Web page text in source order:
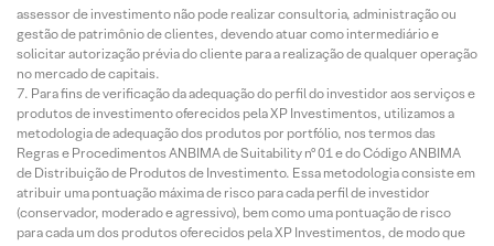
assessor de investimento não pode realizar consultoria, administração ou
gestão de patrimônio de clientes, devendo atuar como intermediário e
solicitar autorização prévia do cliente para a realização de qualquer operação
no mercado de capitais.
Para fins de verificação da adequação do perfil do investidor aos serviços e
produtos de investimento oferecidos pela XP Investimentos, utilizamos a
metodologia de adequação dos produtos por portfólio, nos termos das
Regras e Procedimentos ANBIMA de Suitability nº 01 e do Código ANBIMA
de Distribuição de Produtos de Investimento. Essa metodologia consiste em
atribuir uma pontuação máxima de risco para cada perfil de investidor
(conservador, moderado e agressivo), bem como uma pontuação de risco
para cada um dos produtos oferecidos pela XP Investimentos, de modo que